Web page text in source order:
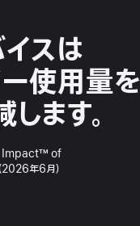
スは
使用量を
ます。
Impact™ of
年6月）